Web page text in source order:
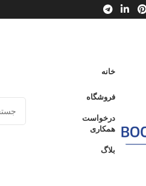
خانه
فروشگاه
درخواست
همکاری
بلاگ